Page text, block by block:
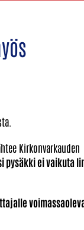
Kirkonvarkauden
pysäkki ei vaikuta